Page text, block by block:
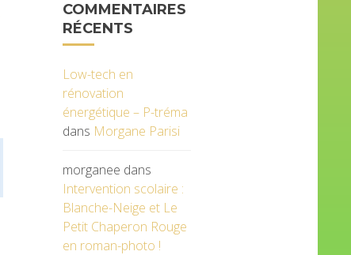
COMMENTAIRES
RÉCENTS
Low-tech en
rénovation
énergétique – P-tréma
dans Morgane Parisi
morganee dans
Intervention scolaire :
Blanche-Neige et Le
Petit Chaperon Rouge
en roman-photo !